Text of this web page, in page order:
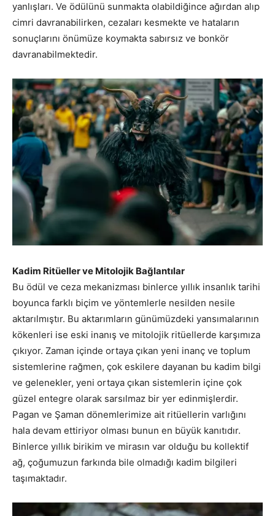
yanlışları. Ve ödülünü sunmakta olabildiğince ağırdan alıp
cimri davranabilirken, cezaları kesmekte ve hataların
sonuçlarını önümüze koymakta sabırsız ve bonkör
davranabilmektedir.
Kadim Ritüeller ve Mitolojik Bağlantılar
Bu ödül ve ceza mekanizması binlerce yıllık insanlık tarihi
boyunca farklı biçim ve yöntemlerle nesilden nesile
aktarılmıştır. Bu aktarımların günümüzdeki yansımalarının
kökenleri ise eski inanış ve mitolojik ritüellerde karşımıza
çıkıyor. Zaman içinde ortaya çıkan yeni inanç ve toplum
sistemlerine rağmen, çok eskilere dayanan bu kadim bilgi
ve gelenekler, yeni ortaya çıkan sistemlerin içine çok
güzel entegre olarak sarsılmaz bir yer edinmişlerdir.
Pagan ve Şaman dönemlerimize ait ritüellerin varlığını
hala devam ettiriyor olması bunun en büyük kanıtıdır.
Binlerce yıllık birikim ve mirasın var olduğu bu kollektif
ağ, çoğumuzun farkında bile olmadığı kadim bilgileri
taşımaktadır.